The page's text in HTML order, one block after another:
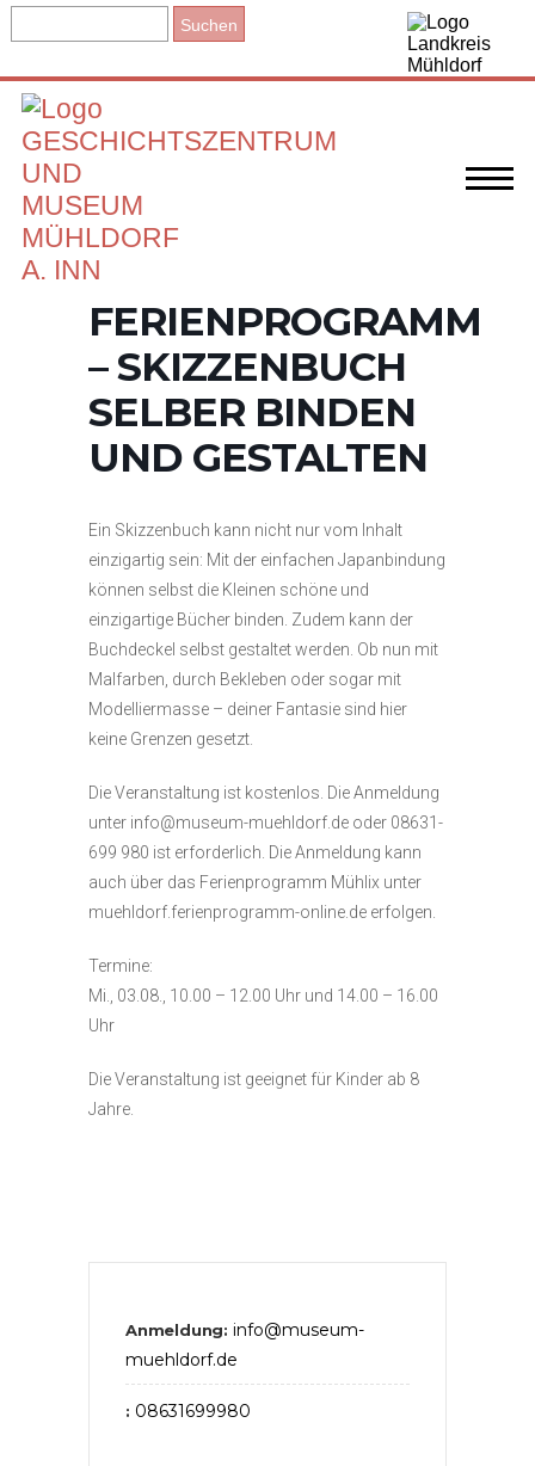
FERIENPROGRAMM
– SKIZZENBUCH
SELBER BINDEN
UND GESTALTEN
Ein Skizzenbuch kann nicht nur vom Inhalt
einzigartig sein: Mit der einfachen Japanbindung
können selbst die Kleinen schöne und
einzigartige Bücher binden. Zudem kann der
Buchdeckel selbst gestaltet werden. Ob nun mit
Malfarben, durch Bekleben oder sogar mit
Modelliermasse – deiner Fantasie sind hier
keine Grenzen gesetzt.
Die Veranstaltung ist kostenlos. Die Anmeldung
unter info@museum-muehldorf.de oder 08631-
699 980 ist erforderlich. Die Anmeldung kann
auch über das Ferienprogramm Mühlix unter
muehldorf.ferienprogramm-online.de erfolgen.
Termine:
Mi., 03.08., 10.00 – 12.00 Uhr und 14.00 – 16.00
Uhr
Die Veranstaltung ist geeignet für Kinder ab 8
Jahre.
Anmeldung: info@museum-
muehldorf.de
: 08631699980